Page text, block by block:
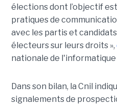
élections dont l’objectif
pratiques de
avec les partis et
électeurs sur leurs droits »,
nationale de
Dans son bilan, la Cnil
signalements de